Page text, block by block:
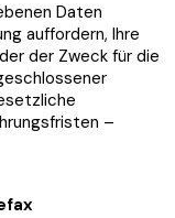
Daten
auffordern, Ihre
der Zweck für die
–